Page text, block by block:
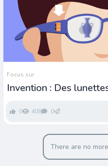
Focus sur
Invention : Des
0 408 0
There are no